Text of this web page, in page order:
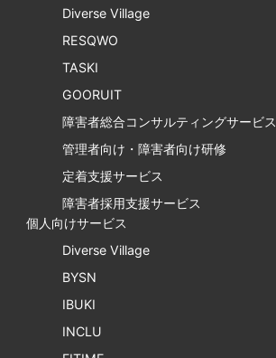
Diverse Village
RESQWO
TASKI
GOORUIT
障害者総合コンサルティングサービス
管理者向け・障害者向け研修
定着支援サービス
障害者採用支援サービス
個人向けサービス
Diverse Village
BYSN
IBUKI
INCLU